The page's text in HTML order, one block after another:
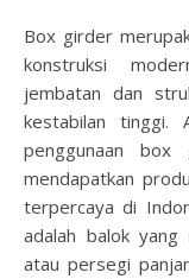
Box girder merupakan salah satu komponen utama dalam
konstruksi
jembatan dan
kestabilan tinggi.
penggunaan
mendapatkan
terpercaya di
adalah balok
atau persegi